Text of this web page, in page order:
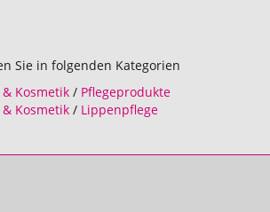
Sie in folgenden Kategorien
Kosmetik / Pflegeprodukte
Kosmetik / Lippenpflege